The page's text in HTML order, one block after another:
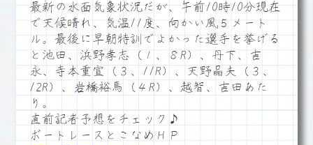
最新の水面気象状況だが、午前10時10分現在
で天候晴れ、気温11度、向かい風５メート
ル。最後に早朝特訓でよかった選手を挙げる
と池田、浜野孝志（１、８R）、丹下、吉
永、寺本重宣（３、11R）、天野晶夫（３、
12R）、岩橋裕馬（４R）、越智、吉田あた
り。
直前記者予想をチェック♪
ボートレースとこなめＨＰ